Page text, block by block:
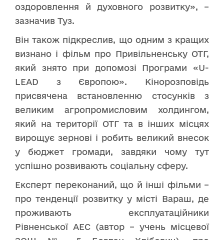
оздоровлення й духовного розвитку», –
зазначив Туз.
Він також підкреслив, що одним з кращих
визнано і фільм про Привільненську ОТГ,
який знято при допомозі Програми «U-
LEAD з Європою». Кінорозповідь
присвячена встановленню стосунків з
великим агропромисловим холдингом,
який на території ОТГ та в інших місцях
вирощує зернові і робить великий внесок
у бюджет громади, завдяки чому тут
успішно розвивають соціальну сферу.
Експерт переконаний, що й інші фільми –
про тенденції розвитку у місті Вараш, де
проживають експлуатаційники
Рівненської АЕС (автор – учень місцевої